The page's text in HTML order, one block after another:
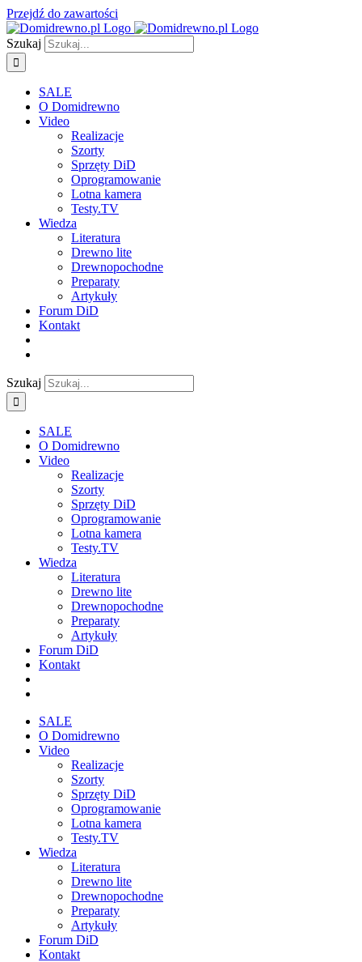
Przejdź do zawartości
Szukaj
SALE
O Domidrewno
Video
Realizacje
Szorty
Sprzęty DiD
Oprogramowanie
Lotna kamera
Testy.TV
Wiedza
Literatura
Drewno lite
Drewnopochodne
Preparaty
Artykuły
Forum DiD
Kontakt
Szukaj
SALE
O Domidrewno
Video
Realizacje
Szorty
Sprzęty DiD
Oprogramowanie
Lotna kamera
Testy.TV
Wiedza
Literatura
Drewno lite
Drewnopochodne
Preparaty
Artykuły
Forum DiD
Kontakt
SALE
O Domidrewno
Video
Realizacje
Szorty
Sprzęty DiD
Oprogramowanie
Lotna kamera
Testy.TV
Wiedza
Literatura
Drewno lite
Drewnopochodne
Preparaty
Artykuły
Forum DiD
Kontakt